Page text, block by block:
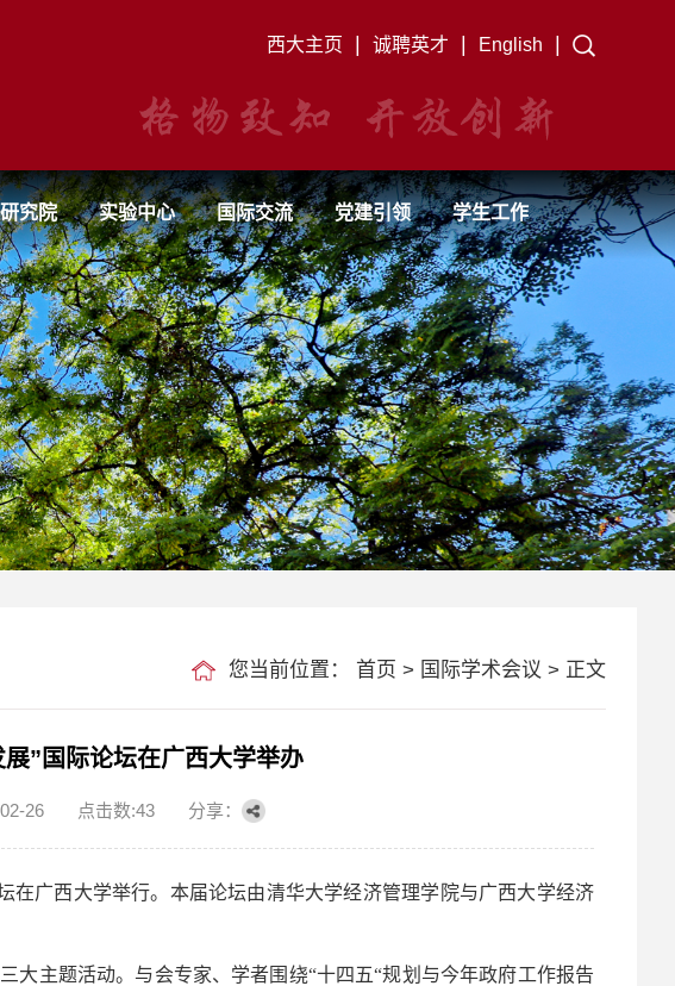
西大主页 诚聘英才 English
究院 实验中心 国际交流 党建引领 学生工作
您当前位置： 首页 > 国际学术会议 > 正文
”国际论坛在广西大学举办
26 点击数:43 分享：
在广西大学举行。本届论坛由清华大学经济管理学院与广西大学经济
大主题活动。与会专家、学者围绕“十四五“规划与今年政府工作报告